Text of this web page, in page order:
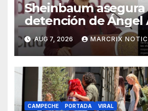
Sheinbaum
detención de Ángel
no responde a
políticos
AUG 7, 2026 MARCRIX
CAMPECHE PORTADA VIRAL